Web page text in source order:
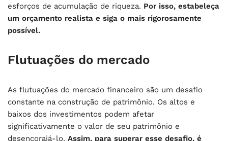
esforços de acumulação de riqueza. Por isso, estabeleça
um orçamento realista e siga o mais rigorosamente
possível.
Flutuações do mercado
As flutuações do mercado financeiro são um desafio
constante na construção de patrimônio. Os altos e
baixos dos investimentos podem afetar
significativamente o valor de seu patrimônio e
desencorajá-lo. Assim, para superar esse desafio, é